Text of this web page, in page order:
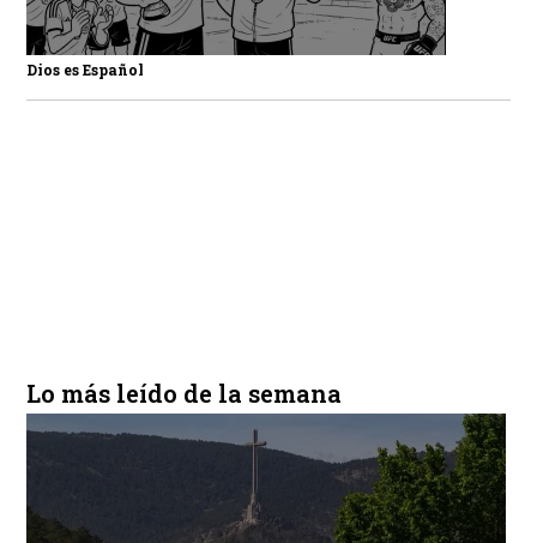
Dios es Español
Lo más leído de la semana